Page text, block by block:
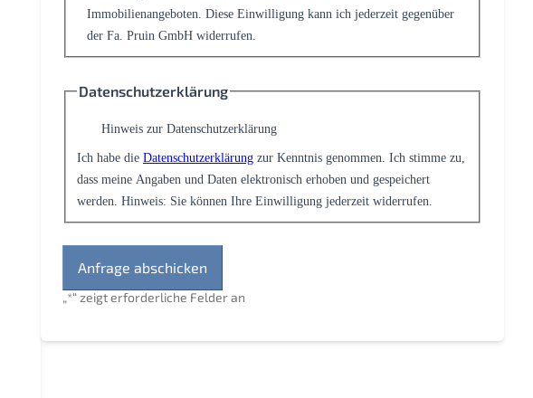
„*“ zeigt erforderliche Felder an
Immobilienangeboten. Diese Einwilligung kann ich jederzeit gegenüber
der Fa. Pruin GmbH widerrufen.
Datenschutzerklärung
Hinweis zur Datenschutzerklärung
Ich habe die Datenschutzerklärung zur Kenntnis genommen. Ich stimme zu,
dass meine Angaben und Daten elektronisch erhoben und gespeichert
werden. Hinweis: Sie können Ihre Einwilligung jederzeit widerrufen.